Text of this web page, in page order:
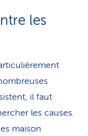
les
il faut
les causes.
maison